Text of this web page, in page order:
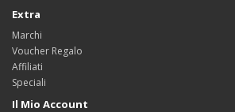
Extra
Marchi
Voucher Regalo
Affiliati
Speciali
Il Mio Account